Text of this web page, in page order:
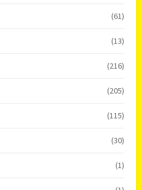
(61)
(13)
(216)
(205)
(115)
(30)
(1)